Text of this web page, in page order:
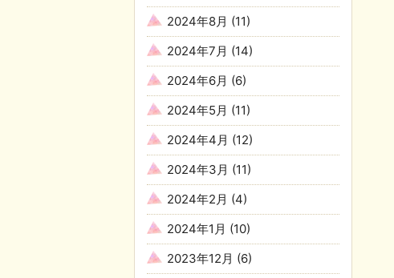
2024年8月 (11)
2024年7月 (14)
2024年6月 (6)
2024年5月 (11)
2024年4月 (12)
2024年3月 (11)
2024年2月 (4)
2024年1月 (10)
2023年12月 (6)